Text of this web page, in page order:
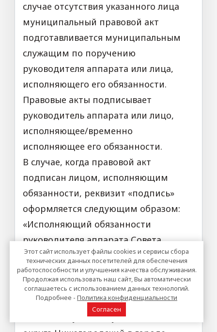
случае отсутствия указанного лица
муниципальный правовой акт
подготавливается муниципальным
служащим по поручению
руководителя аппарата или лица,
исполняющего его обязанности.
Правовые акты подписывает
руководитель аппарата или лицо,
исполняющее/временно
исполняющее его обязанности.
В случае, когда правовой акт
подписан лицом, исполняющим
обязанности, реквизит «подпись»
оформляется следующим образом:
«Исполняющий обязанности
руководителя аппарата Совета
депутатов муниципального округа
Нижегородский в городе Москве» /
«Временно исполняющий
обязанности руководителя аппарата
Совета депутатов муниципального
Этот сайт использует файлы cookies и сервисы сбора
технических данных посетителей для обеспечения
работоспособности и улучшения качества обслуживания.
Продолжая использовать наш сайт, Вы автоматически
соглашаетесь с использованием данных технологий.
Подробнее - Политика конфиденциальности
Согласен